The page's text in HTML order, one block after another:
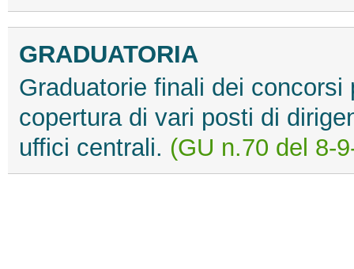
GRADUATORIA
Graduatorie finali dei
copertura di vari posti di
uffici centrali. (GU n.70 del 8-